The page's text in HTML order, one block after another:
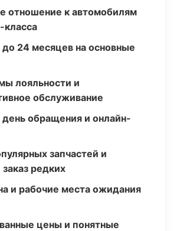
отношение к автомобилям
до 24 месяцев на основные
лояльности и
обслуживание
день обращения и онлайн-
запчастей и
редких
и рабочие места ожидания
цены и понятные